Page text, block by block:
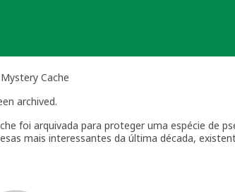
Cache
archived.
foi arquivada para proteger uma espécie de
mais interessantes da última década,